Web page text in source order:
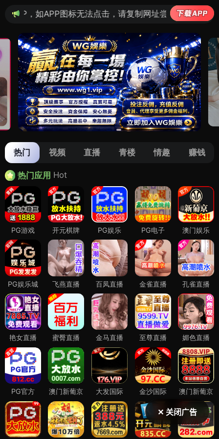
✕ 关闭广告